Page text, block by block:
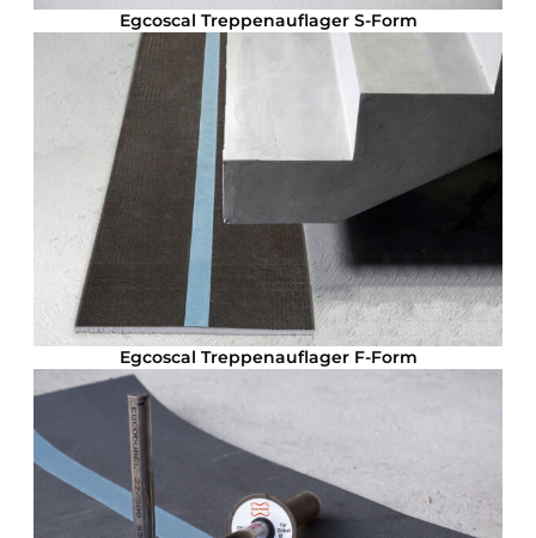
Egcoscal Treppenauflager S-Form
Egcoscal Treppenauflager F-Form